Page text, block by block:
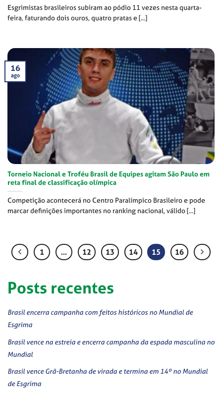
Esgrimistas brasileiros subiram ao pódio 11 vezes nesta quarta-
feira, faturando dois ouros, quatro pratas e [...]
Torneio Nacional e Troféu Brasil de Equipes agitam São Paulo em
reta final de classificação olímpica
Competição acontecerá no Centro Paralímpico Brasileiro e pode
marcar definições importantes no ranking nacional, válido [...]
16
ago
1 … 12 13 14 15 16
Posts recentes
Brasil encerra campanha com feitos históricos no Mundial de
Esgrima
Brasil vence na estreia e encerra campanha da espada masculina no
Mundial
Brasil vence Grã-Bretanha de virada e termina em 14º no Mundial
de Esgrima